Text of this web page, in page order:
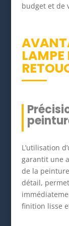
budget et de
LAMPE
L’utilisation
garantit une
de la
détail,
finition lisse